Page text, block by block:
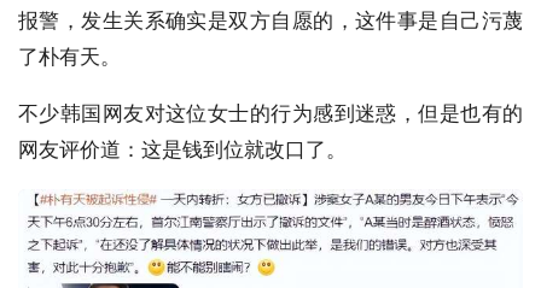
报警，发生关系确实是双方自愿的，这件事是自己污蔑
了朴有天。
不少韩国网友对这位女士的行为感到迷惑，但是也有的
网友评价道：这是钱到位就改口了。